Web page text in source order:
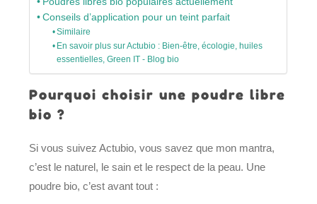
Conseils d’application pour un teint parfait
Similaire
En savoir plus sur Actubio : Bien-être, écologie, huiles
essentielles, Green IT - Blog bio
Pourquoi choisir une poudre libre
bio ?
Si vous suivez Actubio, vous savez que mon mantra,
c’est le naturel, le sain et le respect de la peau. Une
poudre bio, c’est avant tout :